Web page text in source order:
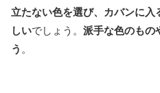
立たない色を選び、カバンに入
しいでしょう。 派手な色のもの
う 。